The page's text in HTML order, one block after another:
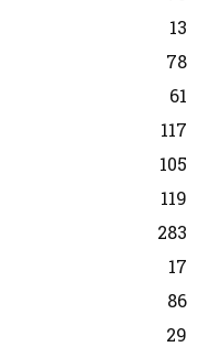
13
78
61
117
105
119
283
17
86
29